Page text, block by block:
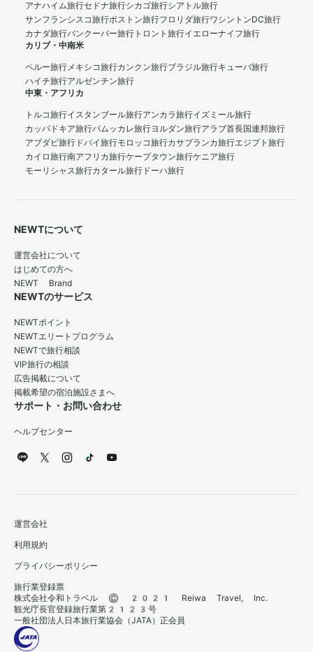
アナハイム旅行セドナ旅行シカゴ旅行シアトル旅行
サンフランシスコ旅行ボストン旅行フロリダ旅行ワシントンDC旅行
カナダ旅行バンクーバー旅行 トロント旅行イエローナイフ旅行
カリブ・中南米
ペルー旅行メキシコ旅行カンクン旅行ブラジル旅行キューバ旅行
ハイチ旅行アルゼンチン旅行
中東・アフリカ
トルコ旅行イスタンブール旅行アンカラ旅行イズミール旅行
カッパドキア旅行パムッカレ旅行ヨルダン旅行アラブ首長国連邦旅行
アブダビ旅行 ドバイ旅行モロッコ旅行カサブランカ旅行エジプト旅行
カイロ旅行南アフリカ旅行ケープタウン旅行ケニア旅行
モーリシャス旅行カタール旅行 ドーハ旅行
NEWTについて
運営会社について
はじめての方へ
NEWT Brand
NEWTのサービス
NEWTポイント
NEWTエリートプログラム
NEWTで旅行相談
VIP旅行の相談
広告掲載について
掲載希望の宿泊施設さまへ
サポート・お問い合わせ
ヘルプセンター
運営会社
利用規約
プライバシーポリシー
旅行業登録票
株式会社令和トラベル © 2021 Reiwa Travel, Inc.
観光庁長官登録旅行業第2123号
一般社団法人日本旅行業協会（JATA）正会員